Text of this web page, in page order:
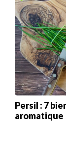
Persil : 7
aromatique